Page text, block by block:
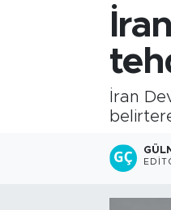
İran
Trafik Durumu
Süper Lig Puan
Tüm Manşetler
Son Dakika
Haber Arşivi